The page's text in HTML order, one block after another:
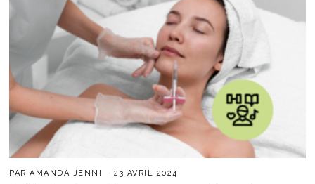
PARAMANDA JENNI 23 AVRIL 2024